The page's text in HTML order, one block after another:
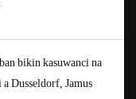
bikin kasuwanci na
Dusseldorf, Jamus